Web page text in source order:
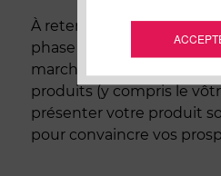
À retenir : ici, vos
phase de sélection et
marché à l’aide
produits (y compris le
présenter votre produit
pour convaincre vos